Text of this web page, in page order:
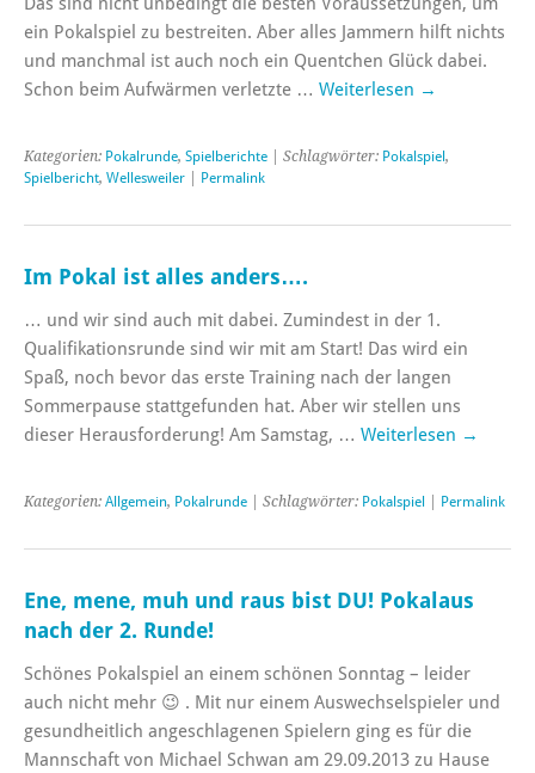
ein Pokalspiel zu bestreiten. Aber alles Jammern hilft nichts
und manchmal ist auch noch ein Quentchen Glück dabei.
Schon beim Aufwärmen verletzte … Weiterlesen →
Kategorien: Pokalrunde, Spielberichte | Schlagwörter: Pokalspiel ,
Spielbericht, Wellesweiler Permalink
Im Pokal ist alles anders….
… und wir sind auch mit dabei. Zumindest in der 1.
Qualifikationsrunde sind wir mit am Start! Das wird ein
Spaß, noch bevor das erste Training nach der langen
Sommerpause stattgefunden hat. Aber wir stellen uns
dieser Herausforderung! Am Samstag, … Weiterlesen →
Kategorien: Allgemein, Pokalrunde | Schlagwörter: Pokalspiel Permalink
Ene, mene, muh und raus bist DU! Pokalaus
nach der 2. Runde!
Schönes Pokalspiel an einem schönen Sonntag – leider
auch nicht mehr 😉 . Mit nur einem Auswechselspieler und
gesundheitlich angeschlagenen Spielern ging es für die
Mannschaft von Michael Schwan am 29.09.2013 zu Hause